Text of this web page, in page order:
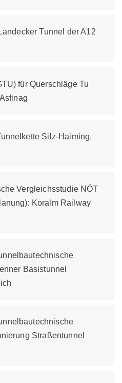
Tunnel der A12
für Querschläge Tu
Silz-Haiming,
Vergleichsstudie NÖT
Koralm Railway
Basistunnel
Straßentunnel